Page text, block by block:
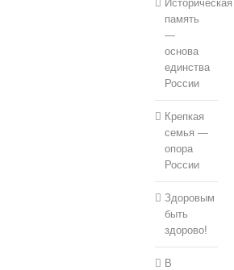
Историческая
память
—
основа
единства
России
Крепкая
семья —
опора
России
Здоровым
быть
здорово!
В